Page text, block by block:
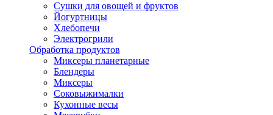
Сушки для овощей и фруктов
Йогуртницы
Хлебопечи
Электрогрили
Обработка продуктов
Миксеры планетарные
Блендеры
Миксеры
Соковыжималки
Кухонные весы